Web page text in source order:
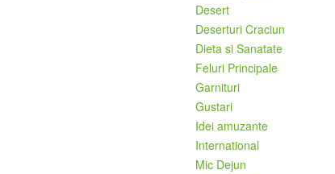
Desert
Deserturi Craciun
Dieta si Sanatate
Feluri Principale
Garnituri
Gustari
Idei amuzante
International
Mic Dejun